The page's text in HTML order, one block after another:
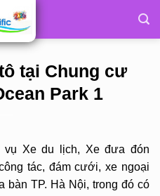
tại Chung cư
Park 1
Xe du lịch, Xe đưa đón
tác, đám cưới, xe ngoại
bàn TP. Hà Nội, trong đó có